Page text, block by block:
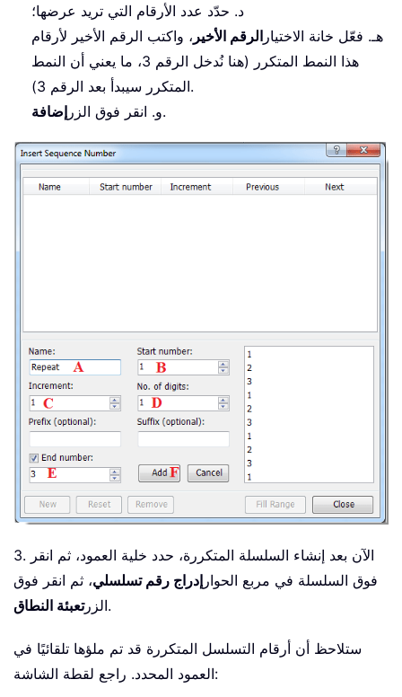
د. حدّد عدد الأرقام التي تريد عرضها؛
هـ. فعّل خانة الاختيار الرقم الأخير ، واكتب الرقم الأخير لأرقام
هذا النمط المتكرر (هنا نُدخل الرقم 3، ما يعني أن النمط
المتكرر سيبدأ بعد الرقم 3).
و. انقر فوق الزر إضافة .
3. الآن بعد إنشاء السلسلة المتكررة، حدد خلية العمود، ثم انقر
فوق السلسلة في مربع الحوار إدراج رقم تسلسلي، ثم انقر فوق
الزرتعبئة النطاق .
ستلاحظ أن أرقام التسلسل المتكررة قد تم ملؤها تلقائيًا في
العمود المحدد. راجع لقطة الشاشة: